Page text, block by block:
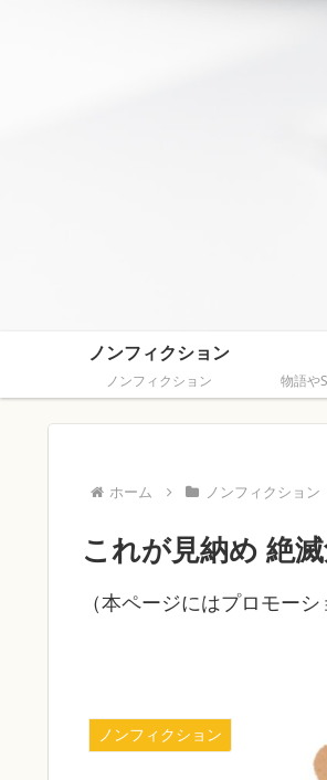
ノンフィクション
ノンフィクション
物語や
ホーム ノンフィクション
これが見納め 絶
（本ページにはプロモー
ノンフィクション